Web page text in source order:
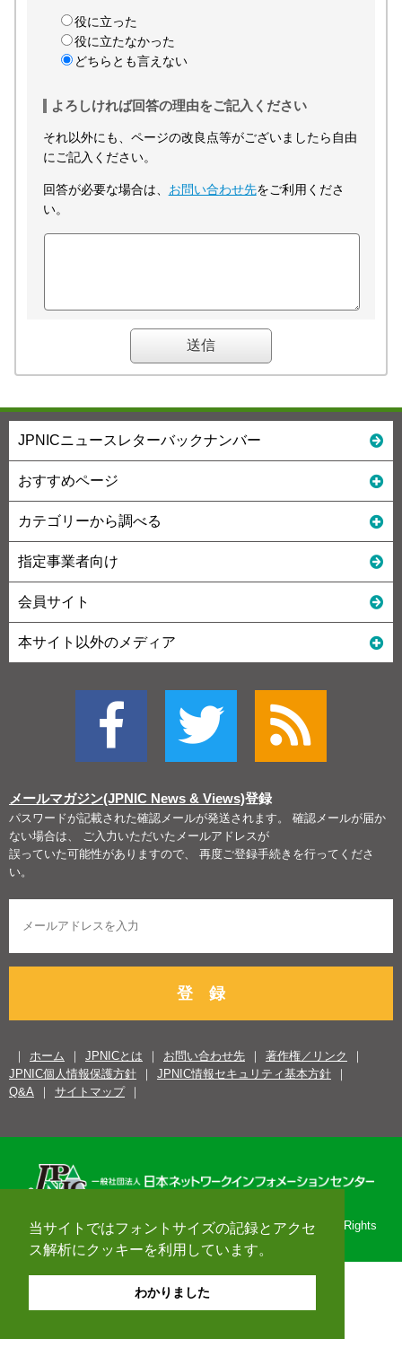
当サイトではフォントサイズの記録とアクセ
ス解析にクッキーを利用しています。
わかりました
役に立った
役に立たなかった
どちらとも言えない
よろしければ回答の理由をご記入ください
それ以外にも、ページの改良点等がございましたら自由
にご記入ください。
回答が必要な場合は、 お問い合わせ先をご利用くださ
い。
JPNICニュースレターバックナンバー
おすすめページ
カテゴリーから調べる
指定事業者向け
会員サイト
本サイト以外のメディア
メールマガジン(JPNIC News & Views)登録
パスワードが記載された確認メールが発送されます。 確認メールが届か
ない場合は、 ご入力いただいたメールアドレスが
誤っていた可能性がありますので、 再度ご登録手続きを行ってくださ
い。
登 録
ホーム JPNICとは お問い合わせ先
著作権／リンク
JPNIC個人情報保護方針
JPNIC情報セキュリティ基本方針
Q&A
サイトマップ
Copyright© 1996-2026 Japan Network Information Center. All Rights
Reserved.